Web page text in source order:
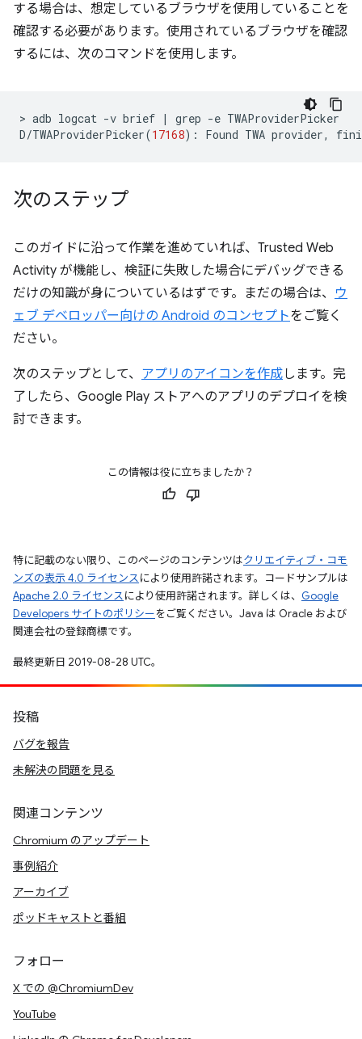
する場合は、想定しているブラウザを使用していることを
確認する必要があります。使用されているブラウザを確認
するには、次のコマンドを使用します。
> adb logcat -v brief | grep -e TWAProviderPicker
D/TWAProviderPicker(17168) : Found TWA provider,
次のステップ
このガイドに沿って作業を進めていれば、Trusted Web
Activity が機能し、検証に失敗した場合にデバッグできる
だけの知識が身についているはずです。まだの場合は、 ウ
ェブ デベロッパー向けの Android のコンセプトをご覧く
ださい。
次のステップとして、 アプリのアイコンを作成します。完
了したら、Google Play ストアへのアプリのデプロイを検
討できます。
この情報は役に立ちましたか？
特に記載のない限り、このページのコンテンツはクリエイティブ・コモ
ンズの表示 4.0 ライセンスにより使用許諾されます。コードサンプルは
Apache 2.0 ライセンスにより使用許諾されます。詳しくは、 Google
Developers サイトのポリシーをご覧ください。Java は Oracle および
関連会社の登録商標です。
最終更新日 2019-08-28 UTC。
投稿
バグを報告
未解決の問題を見る
関連コンテンツ
Chromium のアップデート
事例紹介
アーカイブ
ポッドキャストと番組
フォロー
X での @ChromiumDev
YouTube